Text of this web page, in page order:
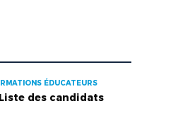
ÉDUCATEURS
Liste des candidats